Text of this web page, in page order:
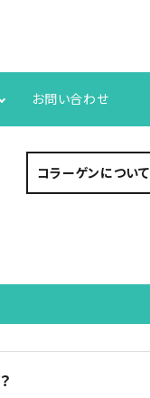
お問い合わせ
コラーゲンについて